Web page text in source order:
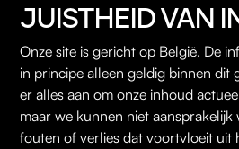
JUISTHEID VAN
Onze site is gericht op België. De
in principe alleen geldig binnen dit
er alles aan om onze inhoud
maar we kunnen niet
fouten of verlies dat voortvloeit uit